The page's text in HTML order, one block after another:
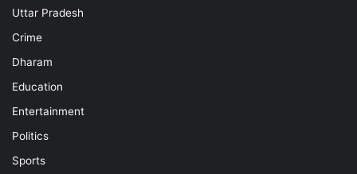
Uttar Pradesh
Crime
Dharam
Education
Entertainment
Politics
Sports